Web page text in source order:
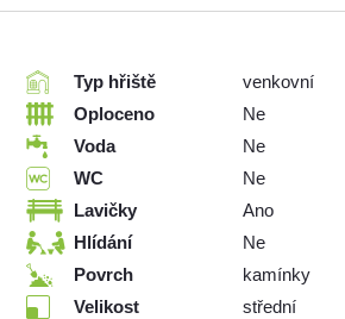
Typ hřiště
venkovní
Oploceno
Ne
Voda
Ne
WC
Ne
Lavičky
Ano
Hlídání
Ne
Povrch
kamínky
Velikost
střední